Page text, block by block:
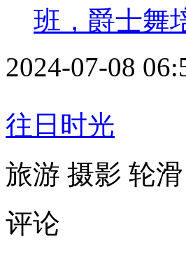
班，爵士舞
2024-07-08
往日时光
旅游 摄影 轮
评论